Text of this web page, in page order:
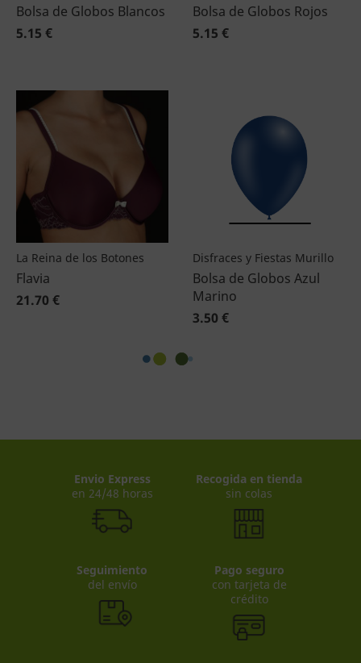
Bolsa de Globos Blancos
5.15 €
Bolsa de Globos Rojos
5.15 €
La Reina de los Botones
Flavia
21.70 €
Disfraces y Fiestas Murillo
Bolsa de Globos Azul
Marino
3.50 €
Envio Express
en 24/48 horas
Recogida en tienda
sin colas
Seguimiento
del envío
Pago seguro
con tarjeta de
crédito